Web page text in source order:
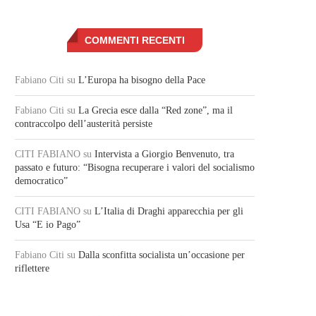
COMMENTI RECENTI
Fabiano Citi su L’Europa ha bisogno della Pace
Fabiano Citi su La Grecia esce dalla “Red zone”, ma il
contraccolpo dell’austerità persiste
CITI FABIANO su Intervista a Giorgio Benvenuto, tra
passato e futuro: “Bisogna recuperare i valori del socialismo
democratico”
CITI FABIANO su L’Italia di Draghi apparecchia per gli
Usa “E io Pago”
Fabiano Citi su Dalla sconfitta socialista un’occasione per
riflettere